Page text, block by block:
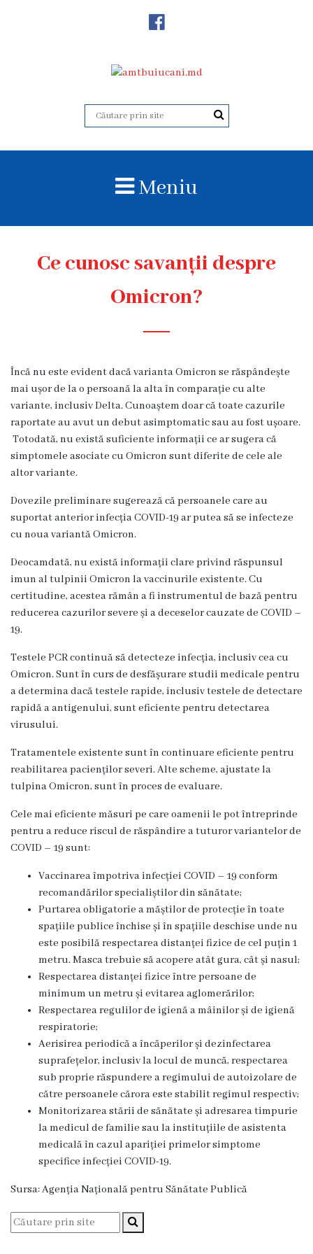
Acreditare
administrativă
de
Secția
Medicină
de
Familie
2
Centrul
Sănătății
Femeii
AMT
Buiucani
Consultative
Specializate
de
Ambulator
de
zi
Medicilor
de
Familie
nr.4
Medicină
de
Familie
Servicii
Consultative
Specializate
de
Ambulator
Staționar
de
zi
Centrul
medicilor
familie
5
Meniu
Ce cunosc savanții despre
Omicron?
Încă nu este evident dacă varianta Omicron se răspândește
mai ușor de la o persoană la alta în comparație cu alte
variante, inclusiv Delta. Cunoaștem doar că toate cazurile
raportate au avut un debut asimptomatic sau au fost ușoare.
Totodată, nu există suficiente informații ce ar sugera că
simptomele asociate cu Omicron sunt diferite de cele ale
altor variante.
Dovezile preliminare sugerează că persoanele care au
suportat anterior infecția COVID-19 ar putea să se infecteze
cu noua variantă Omicron.
Deocamdată, nu există informații clare privind răspunsul
imun al tulpinii Omicron la vaccinurile existente. Cu
certitudine, acestea rămân a fi instrumentul de bază pentru
reducerea cazurilor severe și a deceselor cauzate de COVID –
19.
Testele PCR continuă să detecteze infecția, inclusiv cea cu
Omicron. Sunt în curs de desfășurare studii medicale pentru
a determina dacă testele rapide, inclusiv testele de detectare
rapidă a antigenului, sunt eficiente pentru detectarea
virusului.
Tratamentele existente sunt în continuare eficiente pentru
reabilitarea pacienților severi. Alte scheme, ajustate la
tulpina Omicron, sunt în proces de evaluare.
Cele mai eficiente măsuri pe care oamenii le pot întreprinde
pentru a reduce riscul de răspândire a tuturor variantelor de
COVID – 19 sunt:
Vaccinarea împotriva infecției COVID – 19 conform
recomandărilor specialiștilor din sănătate;
Purtarea obligatorie a măștilor de protecție în toate
spațiile publice închise și în spațiile deschise unde nu
este posibilă respectarea distanței fizice de cel puțin 1
metru. Masca trebuie să acopere atât gura, cât și nasul;
Respectarea distanței fizice între persoane de
minimum un metru și evitarea aglomerărilor;
Respectarea regulilor de igienă a mâinilor și de igienă
respiratorie;
Aerisirea periodică a încăperilor și dezinfectarea
suprafețelor, inclusiv la locul de muncă, respectarea
sub proprie răspundere a regimului de autoizolare de
către persoanele cărora este stabilit regimul respectiv;
Monitorizarea stării de sănătate și adresarea timpurie
la medicul de familie sau la instituțiile de asistenta
medicală în cazul apariției primelor simptome
specifice infecției COVID-19.
Sursa: Agenția Națională pentru Sănătate Publică